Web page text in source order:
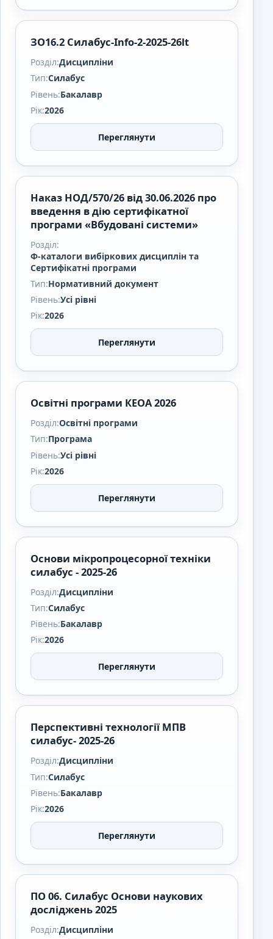
ЗО16.2 Силабус-Info-2-2025-26lt
Розділ:Дисципліни
Тип:Силабус
Рівень:Бакалавр
Рік:2026
Переглянути
Наказ НОД/570/26 від 30.06.2026 про
введення в дію сертифікатної
програми «Вбудовані системи»
Розділ:
Ф-каталоги вибіркових дисциплін та
Сертифікатні програми
Тип:Нормативний документ
Рівень:Усі рівні
Рік:2026
Переглянути
Освітні програми КЕОА 2026
Розділ:Освітні програми
Тип:Програма
Рівень:Усі рівні
Рік:2026
Переглянути
Основи мікропроцесорної техніки
силабус - 2025-26
Розділ:Дисципліни
Тип:Силабус
Рівень:Бакалавр
Рік:2026
Переглянути
Перспективні технології МПВ
силабус- 2025-26
Розділ:Дисципліни
Тип:Силабус
Рівень:Бакалавр
Рік:2026
Переглянути
ПО 06. Силабус Основи наукових
досліджень 2025
Розділ:Дисципліни